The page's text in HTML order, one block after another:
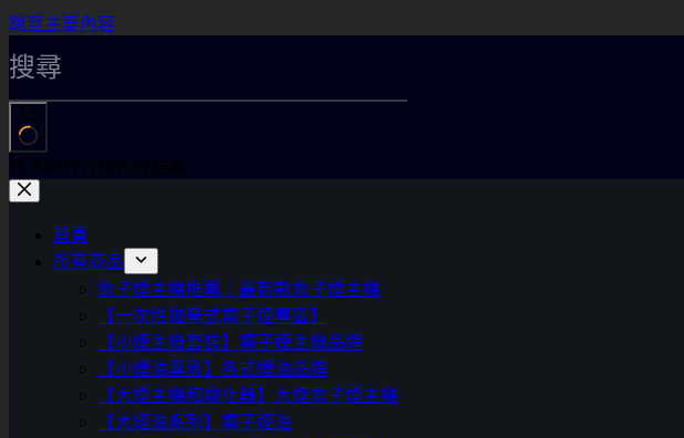
跳至主要內容
找不到符合條件的結果
首頁
所有商品
電子煙主機推薦｜最新款電子煙主機
【一次性拋棄式電子煙專區】
【小煙主機套裝】電子煙主機品牌
【小煙油專區】各式煙油品牌
【大煙主機和霧化器】大煙電子煙主機
【大煙油系列】電子煙油